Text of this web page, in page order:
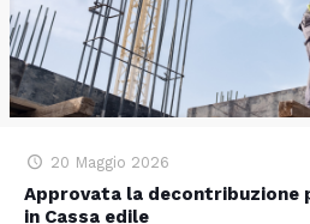
20 Maggio 2026
Approvata la decontribuzione
in Cassa edile